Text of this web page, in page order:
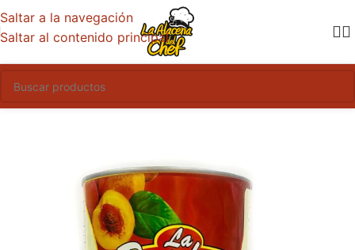
Saltar a la navegación
Saltar al contenido principal